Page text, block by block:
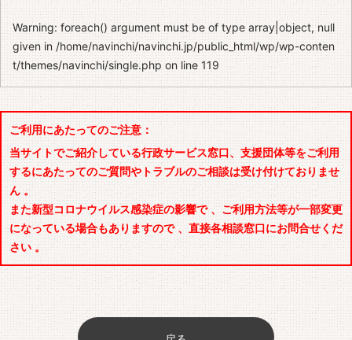
Warning: foreach() argument must be of type array|object, null
given in/home/navinchi/navinchi.jp/public_html/wp/wp-conten
t/themes/navinchi/single.php on line119
ご利用にあたってのご注意：
当サイトでご紹介している行政サービス窓口、支援団体等をご利用
するにあたってのご質問やトラブルのご相談は受け付けておりませ
ん 。
また新型コロナウイルス感染症の影響で 、ご利用方法等が一部変更
になっている場合もありますので 、直接各相談窓口にお問合せくだ
さい 。